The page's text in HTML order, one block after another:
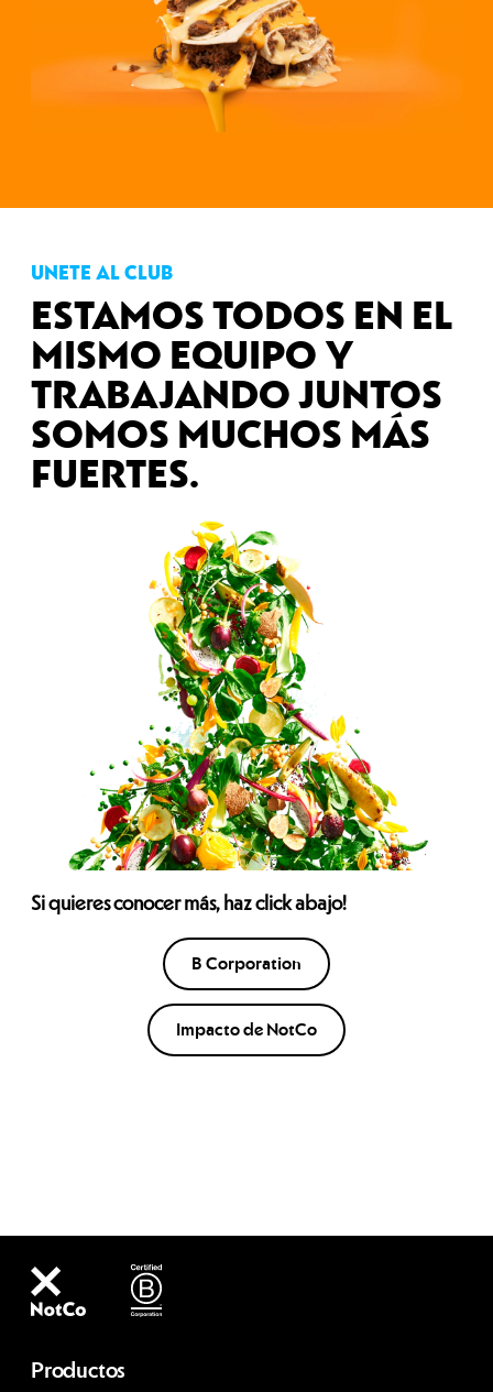
UNETE AL CLUB
ESTAMOS TODOS EN EL
MISMO EQUIPO Y
TRABAJANDO JUNTOS
SOMOS MUCHOS MÁS
FUERTES.
Si quieres conocer más, haz click abajo!
B Corporation
Impacto de NotCo
Productos